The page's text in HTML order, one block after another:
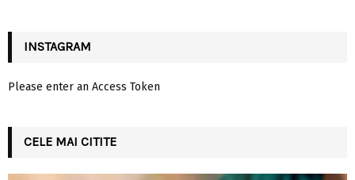
INSTAGRAM
Please enter an Access Token
CELE MAI CITITE